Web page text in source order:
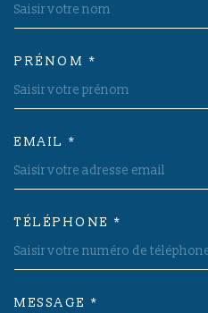
PRÉNOM *
EMAIL *
TÉLÉPHONE *
MESSAGE *